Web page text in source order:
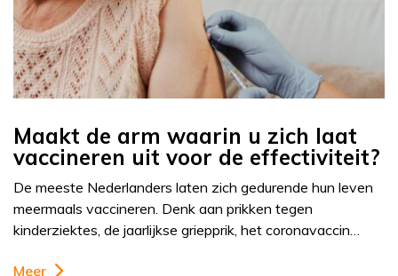
Maakt de arm waarin u zich laat
vaccineren uit voor de effectiviteit?
De meeste Nederlanders laten zich gedurende hun leven
meermaals vaccineren. Denk aan prikken tegen
kinderziektes, de jaarlijkse griepprik, het coronavaccin…
Meer